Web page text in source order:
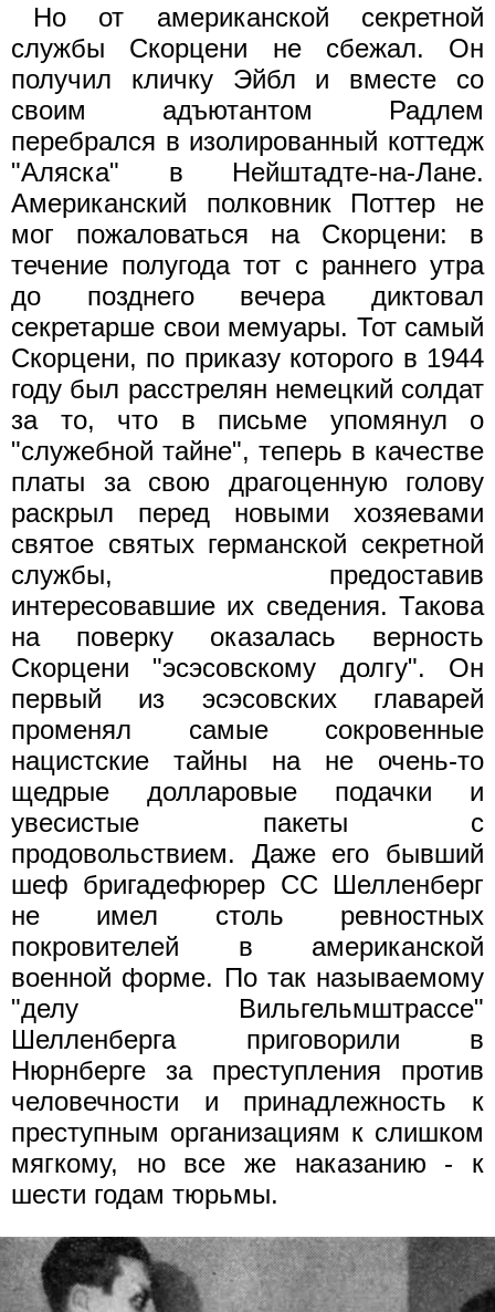
Но от американской секретной
службы Скорцени не сбежал. Он
получил кличку Эйбл и вместе со
своим адъютантом Радлем
перебрался в изолированный коттедж
"Аляска" в Нейштадте-на-Лане.
Американский полковник Поттер не
мог пожаловаться на Скорцени: в
течение полугода тот с раннего утра
до позднего вечера диктовал
секретарше свои мемуары. Тот самый
Скорцени, по приказу которого в 1944
году был расстрелян немецкий солдат
за то, что в письме упомянул о
"служебной тайне", теперь в качестве
платы за свою драгоценную голову
раскрыл перед новыми хозяевами
святое святых германской секретной
службы, предоставив
интересовавшие их сведения. Такова
на поверку оказалась верность
Скорцени "эсэсовскому долгу". Он
первый из эсэсовских главарей
променял самые сокровенные
нацистские тайны на не очень-то
щедрые долларовые подачки и
увесистые пакеты с
продовольствием. Даже его бывший
шеф бригадефюрер СС Шелленберг
не имел столь ревностных
покровителей в американской
военной форме. По так называемому
"делу Вильгельмштрассе"
Шелленберга приговорили в
Нюрнберге за преступления против
человечности и принадлежность к
преступным организациям к слишком
мягкому, но все же наказанию - к
шести годам тюрьмы.